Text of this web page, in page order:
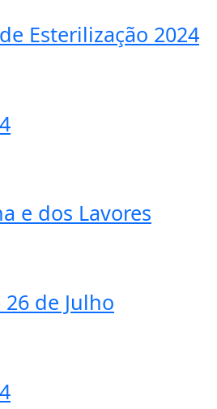
Esterilização 2024
e dos Lavores
26 de Julho